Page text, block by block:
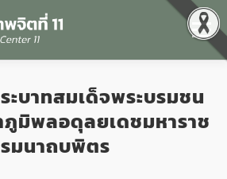
Menu
เรา คุณธรรมและความโปร่งใส
DATA CATALOG
ะบาทสมเด็จพระบรมชน
ภูมิพลอดุลยเดชมหาราช
มนาถบพิตร